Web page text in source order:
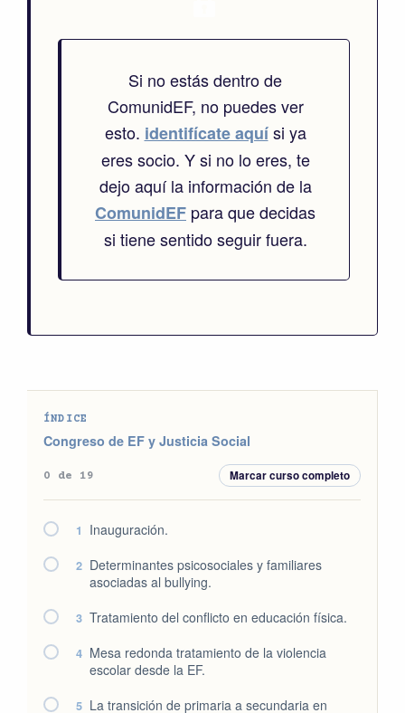
Si no estás dentro de
ComunidEF, no puedes ver
esto. identifícate aquísi ya
eres socio. Y si no lo eres, te
dejo aquí la información de la
ComunidEF para que decidas
si tiene sentido seguir fuera.
ÍNDICE
Congreso de EF y Justicia Social
0 de 19 Marcar curso completo
1 Inauguración.
2 Determinantes psicosociales y familiares
asociadas al bullying.
3 Tratamiento del conflicto en educación física.
4 Mesa redonda tratamiento de la violencia
escolar desde la EF.
5 La transición de primaria a secundaria en